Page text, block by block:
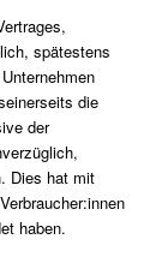
spätestens
die
der
Dies hat mit
haben.